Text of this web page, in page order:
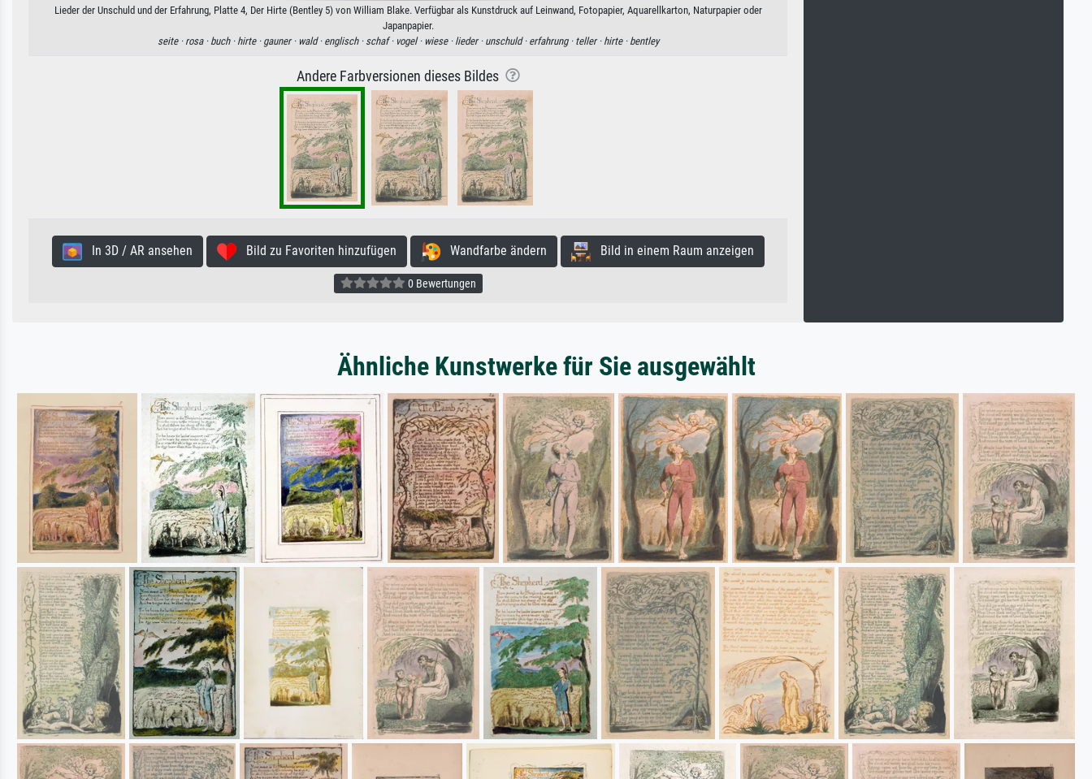
Lieder der Unschuld und der Erfahrung, Platte 4, Der Hirte (Bentley 5) von William Blake. Verfügbar als Kunstdruck auf Leinwand, Fotopapier, Aquarellkarton, Naturpapier oder
Japanpapier.
seite · rosa · buch · hirte · gauner · wald · englisch · schaf · vogel · wiese · lieder · unschuld · erfahrung · teller · hirte · bentley
Andere Farbversionen dieses Bildes
In 3D / AR ansehen Bild zu Favoriten hinzufügen Wandfarbe ändern Bild in einem Raum anzeigen
0 Bewertungen
Ähnliche Kunstwerke für Sie ausgewählt